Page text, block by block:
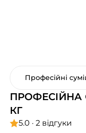
Професійні
ПРОФЕСІЙНА
КГ
5.0 · 2 відгуки